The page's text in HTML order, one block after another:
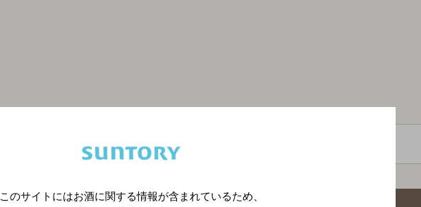
関連ページ
このサイトにはお酒に関する情報が含まれているため、